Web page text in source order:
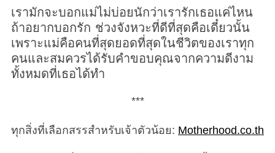
เรามักจะบอกแม่ไม่บ่อยนักว่าเรารักเธอแค่ไหน
ถ้าอยากบอกรัก ช่วงจังหวะที่ดีที่สุดคือเดี๋ยวนั้น
เพราะแม่คือคนที่สุดยอดที่สุดในชีวิตของเราทุก
คนและสมควรได้รับคำขอบคุณจากความดีงาม
ทั้งหมดที่เธอได้ทำ
***
ทุกสิ่งที่เลือกสรรสำหรับเจ้าตัวน้อย: Motherhood.co.th
S
e
a
r
c
h
: